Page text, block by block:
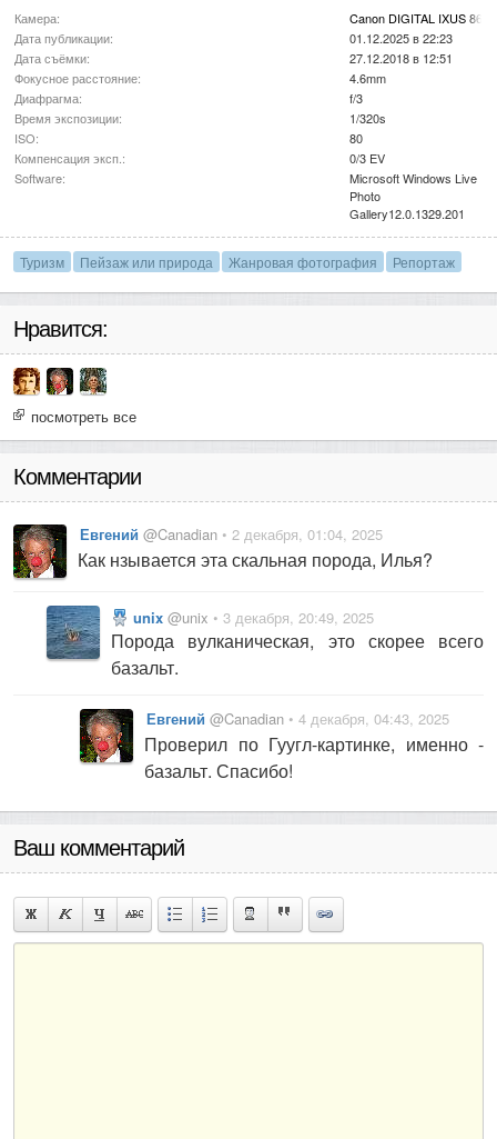
Камера:
Canon DIGITAL IXUS 860
Дата публикации:
01.12.2025 в 22:23
Дата съёмки:
27.12.2018 в 12:51
Фокусное расстояние:
4.6mm
Диафрагма:
f/3
Время экспозиции:
1/320s
ISO:
80
Компенсация эксп.:
0/3 EV
Software:
Microsoft Windows Live
Photo
Gallery12.0.1329.201
Туризм Пейзаж или природа Жанровая фотография Репортаж
Нравится:
посмотреть все
Комментарии
Евгений @Canadian • 2 декабря, 01:04, 2025
Как нзывается эта скальная порода, Илья?
unix @unix • 3 декабря, 20:49, 2025
Порода вулканическая, это скорее всего
базальт.
Евгений @Canadian • 4 декабря, 04:43, 2025
Проверил по Гуугл-картинке, именно -
базальт. Спасибо!
Ваш комментарий